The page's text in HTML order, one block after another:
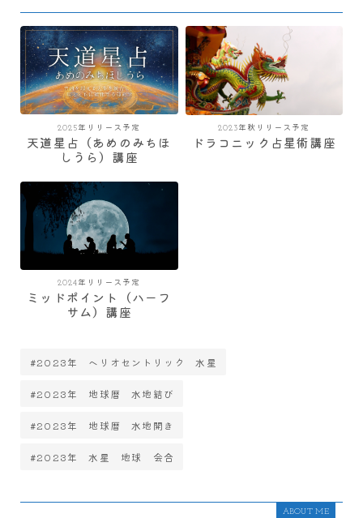
2025年リリース予定
天道星占（あめのみちほ
しうら）講座
2023年秋リリース予定
ドラコニック占星術講座
2024年リリース予定
ミッドポイント（ハーフ
サム）講座
#2023年 ヘリオセントリック 水星
#2023年 地球暦 水地結び
#2023年 地球暦 水地開き
#2023年 水星 地球 会合
ABOUT ME